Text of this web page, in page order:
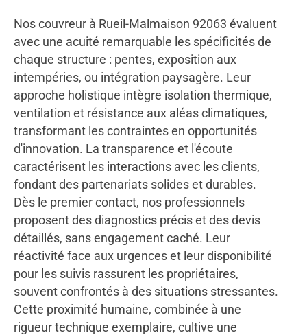
Nos couvreur à Rueil-Malmaison 92063 évaluent
avec une acuité remarquable les spécificités de
chaque structure : pentes, exposition aux
intempéries, ou intégration paysagère. Leur
approche holistique intègre isolation thermique,
ventilation et résistance aux aléas climatiques,
transformant les contraintes en opportunités
d'innovation. La transparence et l'écoute
caractérisent les interactions avec les clients,
fondant des partenariats solides et durables.
Dès le premier contact, nos professionnels
proposent des diagnostics précis et des devis
détaillés, sans engagement caché. Leur
réactivité face aux urgences et leur disponibilité
pour les suivis rassurent les propriétaires,
souvent confrontés à des situations stressantes.
Cette proximité humaine, combinée à une
rigueur technique exemplaire, cultive une